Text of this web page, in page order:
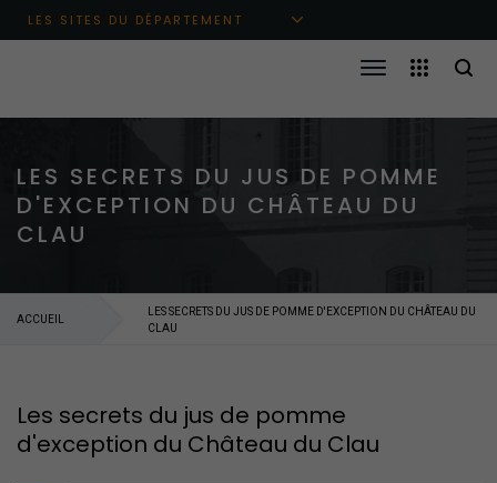
Aller au menu principal
Aller au contenu
Aller à la recherche
LES SITES DU DÉPARTEMENT
LES SECRETS DU JUS DE POMME
D'EXCEPTION DU CHÂTEAU DU
CLAU
ACCUEIL
LES SECRETS DU JUS DE POMME D'EXCEPTION DU CHÂTEAU DU
CLAU
Les secrets du jus de pomme
d'exception du Château du Clau